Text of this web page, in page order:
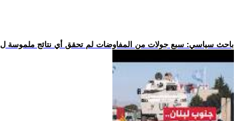
.. باحث سياسي: سبع جولات من المفاوضات لم تحقق أي نتائج ملموسة ل